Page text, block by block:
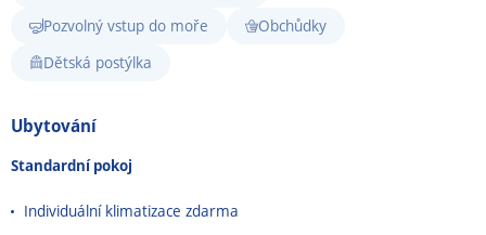
Pozvolný vstup do moře
Obchůdky
Dětská postýlka
Ubytování
Standardní pokoj
Individuální klimatizace zdarma